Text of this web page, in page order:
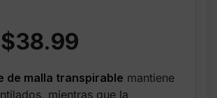
Original
was:
$38.99
is:
de malla transpirable mantiene
mientras que la